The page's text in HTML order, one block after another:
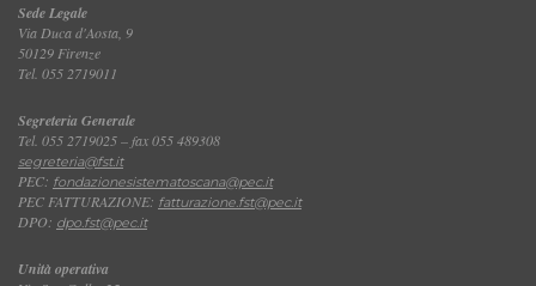
Sede Legale
Via Duca d'Aosta, 9
50129 Firenze
Tel. 055 2719011
Segreteria Generale
Tel. 055 2719025 – fax 055 489308
segreteria@fst.it
PEC: fondazionesistematoscana@pec.it
PEC FATTURAZIONE: fatturazione.fst@pec.it
DPO: dpo.fst@pec.it
Unità operativa